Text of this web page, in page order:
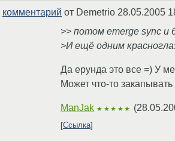
комментарий от Demetrio 28.05.2005
>> потом emerge sync и
>И ещё одним
Да ерунда это все =) У
Может что-то
ManJak ★★★★★ (
Ссылка